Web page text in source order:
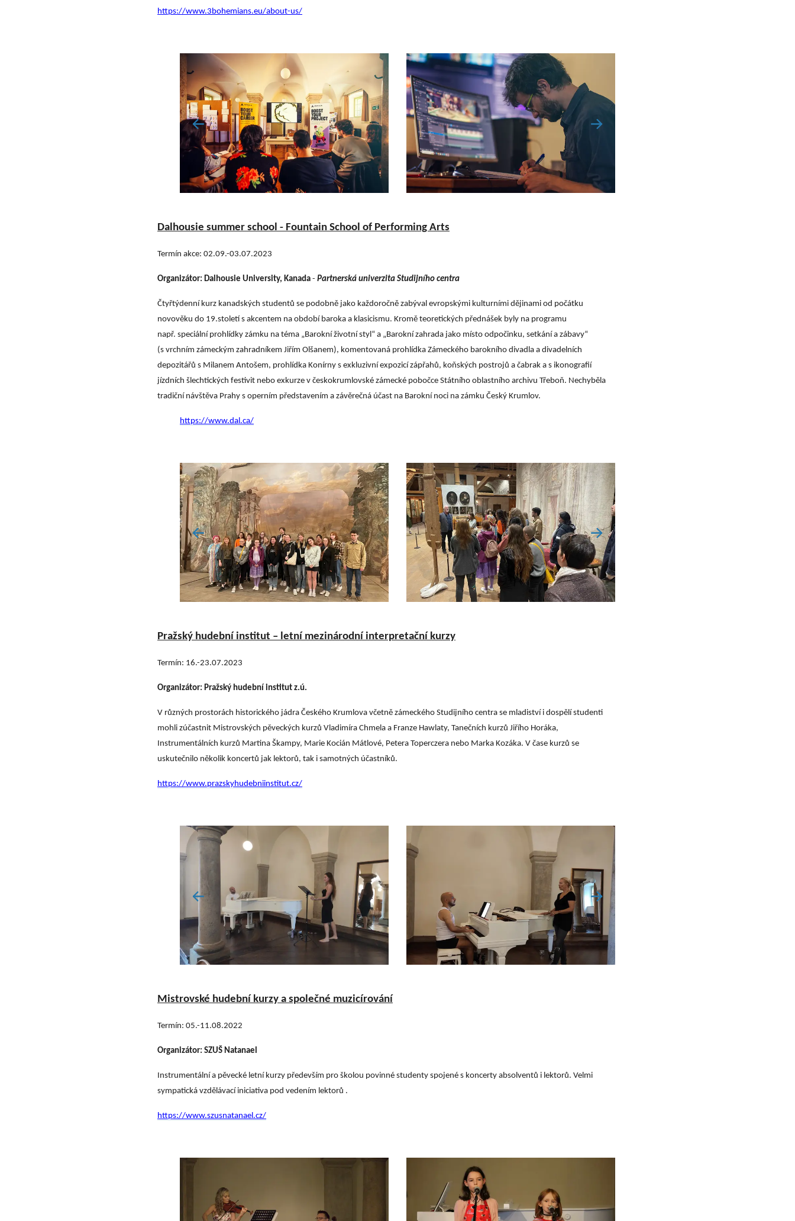
https://www.3bohemians.eu/about-us/
Dalhousie summer school - Fountain School of Performing Arts
Termín akce: 02.09.-03.07.2023
Organizátor: Dalhousie University, Kanada - Partnerská univerzita Studijního centra
Čtyřtýdenní kurz kanadských studentů se podobně jako každoročně zabýval evropskými kulturními dějinami od počátku
novověku do 19.století s akcentem na období baroka a klasicismu. Kromě teoretických přednášek byly na programu
např. speciální prohlídky zámku na téma „Barokní životní styl“ a „Barokní zahrada jako místo odpočinku, setkání a zábavy“
(s vrchním zámeckým zahradníkem Jiřím Olšanem), komentovaná prohlídka Zámeckého barokního divadla a divadelních
depozitářů s Milanem Antošem, prohlídka Konírny s exkluzivní expozicí zápřahů, koňských postrojů a čabrak a s ikonografií
jízdních šlechtických festivit nebo exkurze v českokrumlovské zámecké pobočce Státního oblastního archivu Třeboň. Nechyběla
tradiční návštěva Prahy s operním představením a závěrečná účast na Barokní noci na zámku Český Krumlov.
https://www.dal.ca/
Pražský hudební institut – letní mezinárodní interpretační kurzy
Termín: 16.-23.07.2023
Organizátor: Pražský hudební institut z.ú.
V různých prostorách historického jádra Českého Krumlova včetně zámeckého Studijního centra se mladiství i dospělí studenti
mohli zúčastnit Mistrovských pěveckých kurzů Vladimíra Chmela a Franze Hawlaty, Tanečních kurzů Jiřího Horáka,
Instrumentálních kurzů Martina Škampy, Marie Kocián Mátlové, Petera Toperczera nebo Marka Kozáka. V čase kurzů se
uskutečnilo několik koncertů jak lektorů, tak i samotných účastníků.
https://www.prazskyhudebniinstitut.cz/
Mistrovské hudební kurzy a společné muzicírování
Termín: 05.-11.08.2022
Organizátor: SZUŠ Natanael
Instrumentální a pěvecké letní kurzy především pro školou povinné studenty spojené s koncerty absolventů i lektorů. Velmi
sympatická vzdělávací iniciativa pod vedením lektorů .
https://www.szusnatanael.cz/